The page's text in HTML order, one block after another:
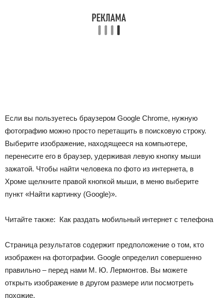
Если вы пользуетесь браузером Google Chrome, нужную
фотографию можно просто перетащить в поисковую строку.
Выберите изображение, находящееся на компьютере,
перенесите его в браузер, удерживая левую кнопку мыши
зажатой. Чтобы найти человека по фото из интернета, в
Хроме щелкните правой кнопкой мыши, в меню выберите
пункт «Найти картинку (Google)».
Читайте также: Как раздать мобильный интернет с телефона
Страница результатов содержит предположение о том, кто
изображен на фотографии. Google определил совершенно
правильно – перед нами М. Ю. Лермонтов. Вы можете
открыть изображение в другом размере или посмотреть
похожие.